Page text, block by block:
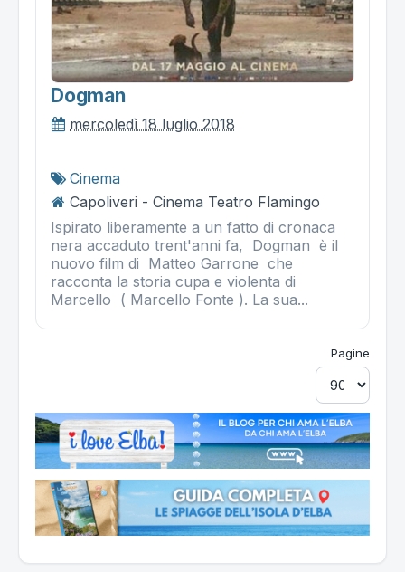
Dogman
mercoledì 18 luglio 2018
Cinema
Capoliveri - Cinema Teatro Flamingo
Ispirato liberamente a un fatto di cronaca
nera accaduto trent'anni fa, Dogman è il
nuovo film di Matteo Garrone che
racconta la storia cupa e violenta di
Marcello ( Marcello Fonte ). La sua...
Pagine